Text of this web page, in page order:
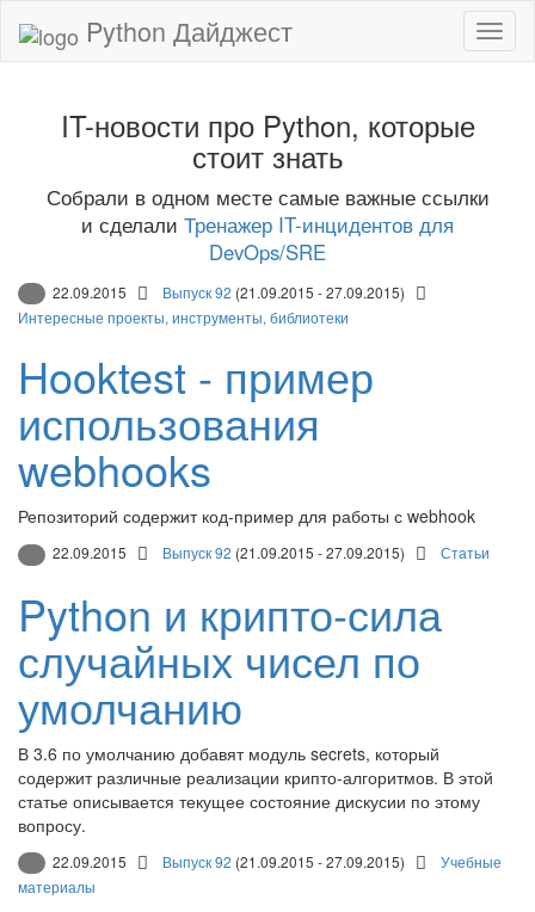
Python Дайджест
IT-новости про Python, которые
стоит знать
Собрали в одном месте самые важные ссылки
и сделали Тренажер IT-инцидентов для
DevOps/SRE
22.09.2015 Выпуск 92 (21.09.2015 - 27.09.2015)
Интересные проекты, инструменты, библиотеки
Hooktest - пример
использования
webhooks
Репозиторий содержит код-пример для работы с webhook
22.09.2015 Выпуск 92 (21.09.2015 - 27.09.2015) Статьи
Python и крипто-сила
случайных чисел по
умолчанию
В 3.6 по умолчанию добавят модуль secrets, который
содержит различные реализации крипто-алгоритмов. В этой
статье описывается текущее состояние дискусии по этому
вопросу.
22.09.2015 Выпуск 92 (21.09.2015 - 27.09.2015)
Учебные
материалы